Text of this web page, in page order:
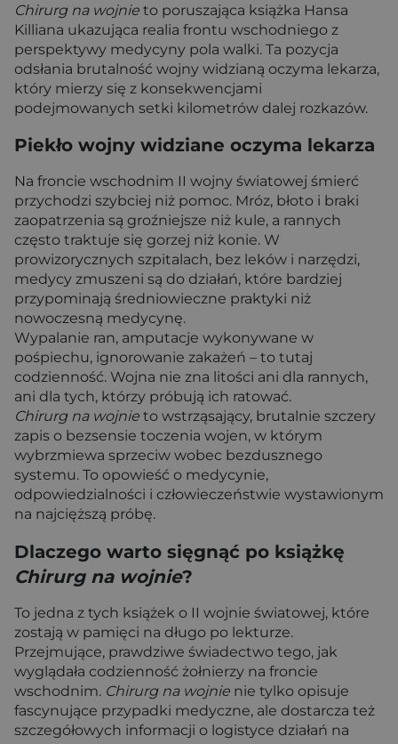
Chirurg na wojnie to poruszająca książka Hansa
Killiana ukazująca realia frontu wschodniego z
perspektywy medycyny pola walki. Ta pozycja
odsłania brutalność wojny widzianą oczyma lekarza,
który mierzy się z konsekwencjami
podejmowanych setki kilometrów dalej rozkazów.
Piekło wojny widziane oczyma lekarza
Na froncie wschodnim II wojny światowej śmierć
przychodzi szybciej niż pomoc. Mróz, błoto i braki
zaopatrzenia są groźniejsze niż kule, a rannych
często traktuje się gorzej niż konie. W
prowizorycznych szpitalach, bez leków i narzędzi,
medycy zmuszeni są do działań, które bardziej
przypominają średniowieczne praktyki niż
nowoczesną medycynę.
Wypalanie ran, amputacje wykonywane w
pośpiechu, ignorowanie zakażeń – to tutaj
codzienność. Wojna nie zna litości ani dla rannych,
ani dla tych, którzy próbują ich ratować.
Chirurg na wojnie to wstrząsający, brutalnie szczery
zapis o bezsensie toczenia wojen, w którym
wybrzmiewa sprzeciw wobec bezdusznego
systemu. To opowieść o medycynie,
odpowiedzialności i człowieczeństwie wystawionym
na najcięższą próbę.
Dlaczego warto sięgnąć po książkę
Chirurg na wojnie?
To jedna z tych książek o II wojnie światowej, które
zostają w pamięci na długo po lekturze.
Przejmujące, prawdziwe świadectwo tego, jak
wyglądała codzienność żołnierzy na froncie
wschodnim. Chirurg na wojnie nie tylko opisuje
fascynujące przypadki medyczne, ale dostarcza też
szczegółowych informacji o logistyce działań na